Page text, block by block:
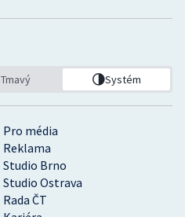
Pro média
Reklama
Studio Brno
Studio Ostrava
Rada ČT
Tmavý Systém